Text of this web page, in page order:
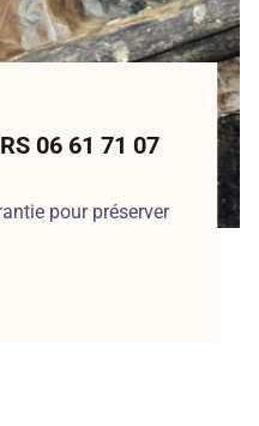
06 61 71 07
pour préserver